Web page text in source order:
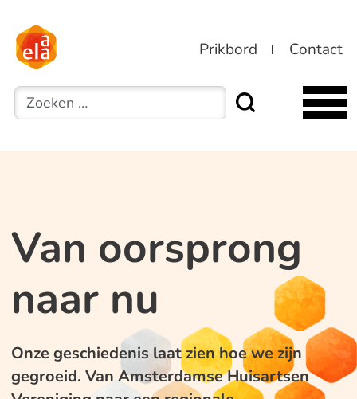
Prikbord Contact
Zoeken
Van oorsprong
naar nu
Onze geschiedenis laat zien hoe we zijn
gegroeid. Van Amsterdamse Huisartsen